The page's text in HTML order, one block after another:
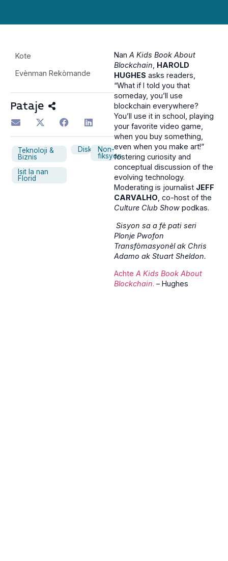
Kote
Evènman Rekòmande
Pataje
Teknoloji &
Biznis
Isit la nan
Florid
Diskisyon
Non-
fiksyon
Nan A Kids Book About
Blockchain, HAROLD
HUGHES asks readers,
“What if I told you that
someday, you’ll use
blockchain everywhere?
You’ll use it in school, playing
your favorite video game,
when you buy something,
even when you make art!”
fostering curiosity and
conceptual discussion of the
evolving technology.
Moderating is journalist JEFF
CARVALHO, co-host of the
Culture Club Show podkas.
Sisyon sa a fè pati seri
Plonje Pwofon
Transfòmasyonèl ak Chris
Adamo ak Stuart Sheldon.
Achte A Kids Book About
Blockchain. – Hughes